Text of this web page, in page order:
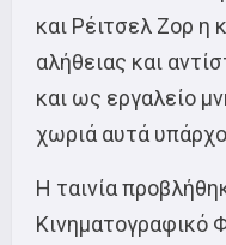
και Ρέιτσελ Ζορ η
αλήθειας και
και ως εργαλείο
χωριά αυτά
Η ταινία
Κινηματογραφικό